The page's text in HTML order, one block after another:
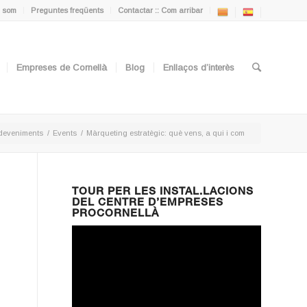
som Preguntes freqüents Contactar :: Com arribar
Empreses de Cornellà Blog Enllaços d’interès
/ Events / Màrqueting estratègic: què vens, a qui i com
TOUR PER LES INSTAL.LACIONS
DEL CENTRE D’EMPRESES
PROCORNELLÀ